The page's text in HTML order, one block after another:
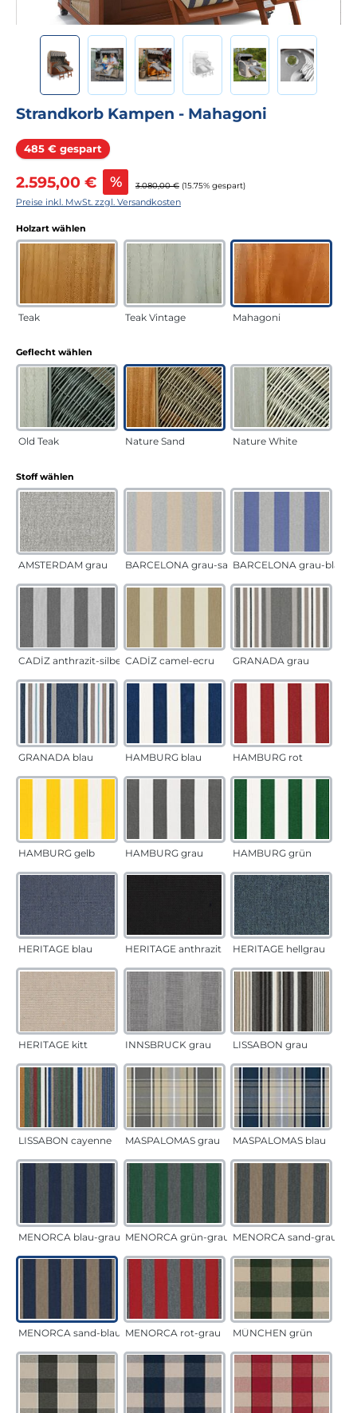
Strandkorb Kampen - Mahagoni
485 € gespart Rabatt
Verkaufspreis:
2.595,00 € % Regulärer Preis:
3.080,00 € (15.75% gespart)
Preise inkl. MwSt. zzgl. Versandkosten
Holzart wählen
Teak Teak Vintage Mahagoni
Geflecht wählen
Old Teak Nature Sand Nature White
Stoff wählen
AMSTERDAM grau BARCELONA grau-sandBARCELONA grau-blau
CADÍZ anthrazit-silber CADÍZ camel-ecru GRANADA grau
GRANADA blau HAMBURG blau HAMBURG rot
HAMBURG gelb HAMBURG grau HAMBURG grün
HERITAGE blau HERITAGE anthrazit HERITAGE hellgrau
HERITAGE kitt INNSBRUCK grau LISSABON grau
LISSABON cayenne MASPALOMAS grau MASPALOMAS blau
MENORCA blau-grau MENORCA grün-grau MENORCA sand-grau
MENORCA sand-blau MENORCA rot-grau MÜNCHEN grün